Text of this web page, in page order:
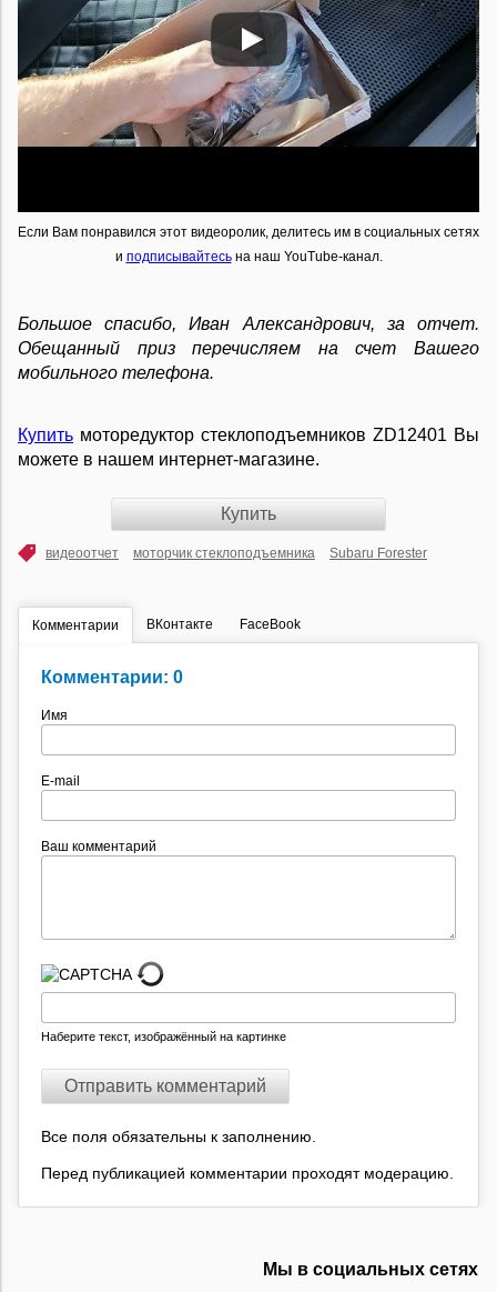
Если Вам понравился этот видеоролик, делитесь им в социальных сетях
и подписывайтесьна наш YouTube-канал.
Большое спасибо, Иван Александрович, за отчет.
Обещанный приз перечисляем на счет Вашего
мобильного телефона.
Купить моторедуктор стеклоподъемников ZD12401 Вы
можете в нашем интернет-магазине.
Купить
видеоотчет моторчик стеклоподъемника Subaru Forester
Комментарии ВКонтакте FaceBook
Комментарии: 0
Имя
E-mail
Ваш комментарий
Наберите текст, изображённый на картинке
Все поля обязательны к заполнению.
Перед публикацией комментарии проходят модерацию.
Мы в социальных сетях